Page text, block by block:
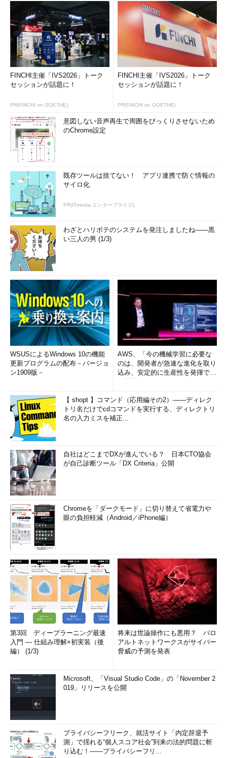
高速スタートアップ機能が有効なシステムならば、（1）が
表示されている。高速スタートアップが利用できないシステ
ムの場合は、この項目自体が表示されていない。システムに
よっては、「スリープ」や「休止状態」の項目も表示されて
いないことがある。
（1）高速スタートアップ機能が利用可能なシステムの場
合は、このように項目が表示され、デフォルトではチェック
ボックスがオンになっているはずである。
（2）設定を変更したい場合は、一度このリンクをクリッ
クしてから、設定を変更する。
「シャットダウン設定」グループの中に、上の画面のように
「高速スタートアップを有効にする（推奨）」という項目があれ
ば、このシステムでは高速スタートアップ機能が利用できる。こ
の設定を変更して一時的に無効にしたり、元に戻したりするに
のリンクをクリックしてから、チェックボックスをオン／オフし
て変更すればよい。
次の画面のように、「高速スタートアップを有効にする（推
奨）」という項目がなければ、高速スタートアップは利用できな
い。
高速スタートアップが利用できないシステムの例
高速スタートアップが利用できない場合はこのように表示さ
れる。
（1）「高速スタートアップを有効にする（推奨）」が見
あたらない。このシステムでは、スリープとロック画面しか
利用できない。
コマンド・プロンプト上で確認するには、「powercfg -a」コ
マンドを実行してみればよい。
C:\>powercfg -a…これを実行してみる
以下のスリープ状態がこのシステムで利用可能です:
スタンバイ (S3)
休止状態
ハイブリッド スリープ
高速スタートアップ
以下のスリープ状態はこのシステムでは利用できません:
スタンバイ (S1)
システム ファームウェアはこのスタンバイ状態をサポ
ートしていません。
…（以下省略）…
利用できないシステムの場合は次のように表示される。
C:\>powercfg -a
以下のスリープ状態がこのシステムで利用可能です:
スタンバイ (S1)
…ここに「高速スタートアップ」という項目が表示されない
以下のスリープ状態はこのシステムでは利用できません:
スタンバイ (S2)
FINCHI主催「IVS2026」トーク
セッションが話題に！
PR(FINCHI on GOETHE)
FINCHI主催「IVS2026」トーク
セッションが話題に！
PR(FINCHI on GOETHE)
意図しない音声再生で周囲をびっくりさせないため
のChrome設定
既存ツールは捨てない！ アプリ連携で防ぐ情報の
サイロ化
PR(ITmedia エンタープライズ)
わざとハリボテのシステムを発注しましたね――黒
い三人の男 (1/3)
WSUSによるWindows 10の機能
更新プログラムの配布－バージョ
ン1909版－
AWS、「今の機械学習に必要な
のは、開発者が急速な進化を取り
込み、安定的に生産性を発揮でき
【 shopt 】コマンド（応用編その2）――ディレク
トリ名だけでcdコマンドを実行する、ディレクトリ
名の入力ミスを補正...
自社はどこまでDXが進んでいる？ 日本CTO協会
が自己診断ツール「DX Criteria」公開
Chromeを「ダークモード」に切り替えて省電力や
眼の負担軽減（Android／iPhone編）
第3回 ディープラーニング最速
入門 ― 仕組み理解×初実装（後
編） (1/3)
将来は世論操作にも悪用？ パロ
アルトネットワークスがサイバー
脅威の予測を発表
Microsoft、「Visual Studio Code」の「November 2
019」リリースを公開
プライバシーフリーク、就活サイト「内定辞退予
測」で揺れる“個人スコア社会”到来の法的問題に斬
り込む！――プライバシーフリ...